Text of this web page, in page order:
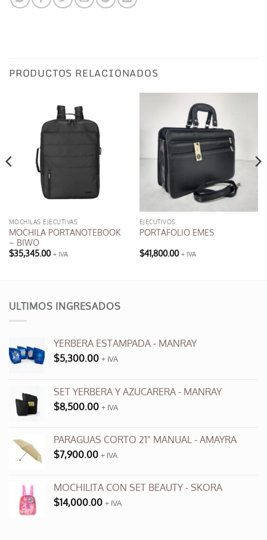
PRODUCTOS RELACIONADOS
MOCHILAS EJECUTIVAS
MOCHILA PORTANOTEBOOK
– BIWO
$35,345.00 + IVA
EJECUTIVOS
PORTAFOLIO EMES
$41,800.00 + IVA
ULTIMOS INGRESADOS
YERBERA ESTAMPADA - MANRAY
$5,300.00 + IVA
SET YERBERA Y AZUCARERA - MANRAY
$8,500.00 + IVA
PARAGUAS CORTO 21" MANUAL - AMAYRA
$7,900.00 + IVA
MOCHILITA CON SET BEAUTY - SKORA
$14,000.00 + IVA